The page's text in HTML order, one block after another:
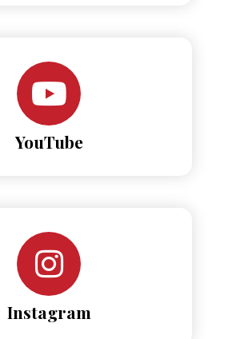
YouTube
Instagram